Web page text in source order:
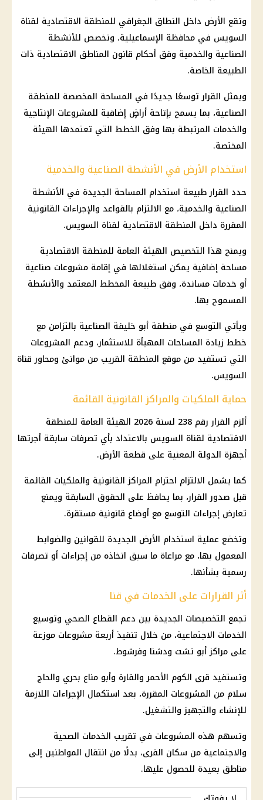
وتقع الأرض داخل النطاق الجغرافي للمنطقة الاقتصادية لقناة
السويس في محافظة الإسماعيلية، وتخصص للأنشطة
الصناعية والخدمية وفق أحكام قانون المناطق الاقتصادية ذات
الطبيعة الخاصة.
ويمثل القرار توسعًا جديدًا في المساحة المخصصة للمنطقة
الصناعية، بما يسمح بإتاحة أراضٍ إضافية للمشروعات الإنتاجية
والخدمات المرتبطة بها وفق الخطط التي تعتمدها الهيئة
المختصة.
استخدام الأرض في الأنشطة الصناعية والخدمية
حدد القرار طبيعة استخدام المساحة الجديدة في الأنشطة
الصناعية والخدمية، مع الالتزام بالقواعد والإجراءات القانونية
المقررة داخل المنطقة الاقتصادية لقناة السويس.
ويمنح هذا التخصيص الهيئة العامة للمنطقة الاقتصادية
مساحة إضافية يمكن استغلالها في إقامة مشروعات صناعية
أو خدمات مساندة، وفق طبيعة المخطط المعتمد والأنشطة
المسموح بها.
ويأتي التوسع في منطقة أبو خليفة الصناعية بالتزامن مع
خطط زيادة المساحات المهيأة للاستثمار، ودعم المشروعات
التي تستفيد من موقع المنطقة القريب من موانئ ومحاور قناة
السويس.
حماية الملكيات والمراكز القانونية القائمة
ألزم القرار رقم 238 لسنة 2026 الهيئة العامة للمنطقة
الاقتصادية لقناة السويس بالاعتداد بأي تصرفات سابقة أجرتها
أجهزة الدولة المعنية على قطعة الأرض.
كما يشمل الالتزام احترام المراكز القانونية والملكيات القائمة
قبل صدور القرار، بما يحافظ على الحقوق السابقة ويمنع
تعارض إجراءات التوسع مع أوضاع قانونية مستقرة.
وتخضع عملية استخدام الأرض الجديدة للقوانين والضوابط
المعمول بها، مع مراعاة ما سبق اتخاذه من إجراءات أو تصرفات
رسمية بشأنها.
أثر القرارات على الخدمات في قنا
تجمع التخصيصات الجديدة بين دعم القطاع الصحي وتوسيع
الخدمات الاجتماعية، من خلال تنفيذ أربعة مشروعات موزعة
على مراكز أبو تشت ودشنا وفرشوط.
وتستفيد قرى الكوم الأحمر والقارة وأبو مناع بحري والحاج
سلام من المشروعات المقررة، بعد استكمال الإجراءات اللازمة
للإنشاء والتجهيز والتشغيل.
وتسهم هذه المشروعات في تقريب الخدمات الصحية
والاجتماعية من سكان القرى، بدلًا من انتقال المواطنين إلى
مناطق بعيدة للحصول عليها.